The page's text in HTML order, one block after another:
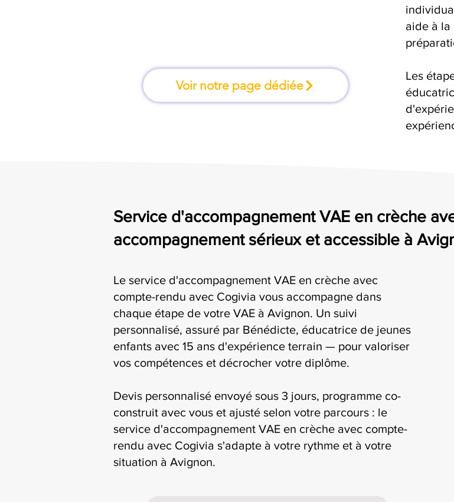
Voir notre page dédiée
aide à la
Les
Service d'accompagnement VAE en crèche
accompagnement sérieux et accessible à
Le service d'accompagnement VAE en crèche avec
compte-rendu avec Cogivia vous accompagne dans
chaque étape de votre VAE à Avignon. Un suivi
personnalisé, assuré par Bénédicte, éducatrice de jeunes
enfants avec 15 ans d'expérience terrain — pour valoriser
vos compétences et décrocher votre diplôme.
Devis personnalisé envoyé sous 3 jours, programme co-
construit avec vous et ajusté selon votre parcours : le
service d'accompagnement VAE en crèche avec compte-
rendu avec Cogivia s'adapte à votre rythme et à votre
situation à Avignon.